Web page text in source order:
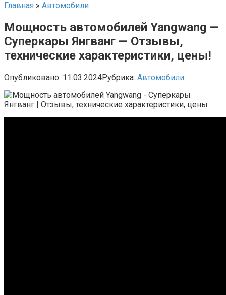
Главная » Автомобили
Мощность автомобилей Yangwang —
Суперкары Янгванг — Отзывы,
технические характеристики, цены!
Опубликовано: 11.03.2024Рубрика: Автомобили